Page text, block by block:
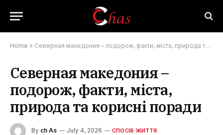
Home » Северная македония – подорож, факти, міста, природа та корисні поради
Северная македония –
подорож, факти, міста,
природа та корисні поради
By ch As July 4, 2026 СПОСІБ ЖИТТЯ